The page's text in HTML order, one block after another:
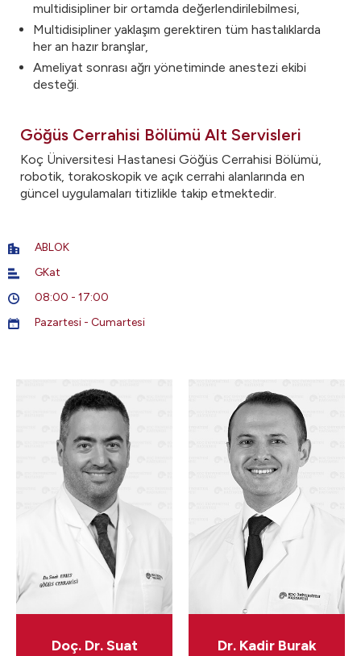
multidisipliner bir ortamda değerlendirilebilmesi,
Multidisipliner yaklaşım gerektiren tüm hastalıklarda
her an hazır branşlar,
​Ameliyat sonrası ağrı yönetiminde anestezi ekibi
desteği.
Göğüs Cerrahisi Bölümü Alt Servisleri
Koç Üniversitesi Hastanesi Göğüs Cerrahisi Bölümü,
robotik, torakoskopik ve açık cerrahi alanlarında en
güncel uygulamaları titizlikle takip etmektedir.
ABLOK
GKat
08:00 - 17:00
5 Pazartesi - Cumartesi
Doç. Dr. Suat
Dr. Kadir Burak